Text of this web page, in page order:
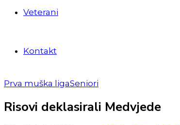
Veterani
Kontakt
Prva muška ligaSeniori
Risovi deklasirali Medvjede